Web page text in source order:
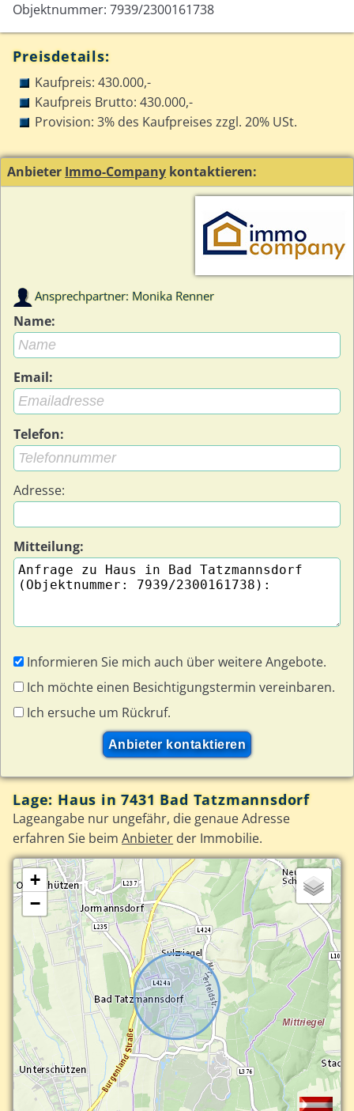
Objektnummer: 7939/2300161738
Preisdetails:
Kaufpreis: 430.000,-
Kaufpreis Brutto: 430.000,-
Provision: 3% des Kaufpreises zzgl. 20% USt.
Anbieter Immo-Company kontaktieren:
Ansprechpartner: Monika Renner
Name:
Email:
Telefon:
Adresse:
Mitteilung:
Informieren Sie mich auch über weitere Angebote.
Ich möchte einen Besichtigungstermin vereinbaren.
Ich ersuche um Rückruf.
Lage: Haus in 7431 Bad Tatzmannsdorf
Lageangabe nur ungefähr, die genaue Adresse
erfahren Sie beimAnbieter der Immobilie.
+
−